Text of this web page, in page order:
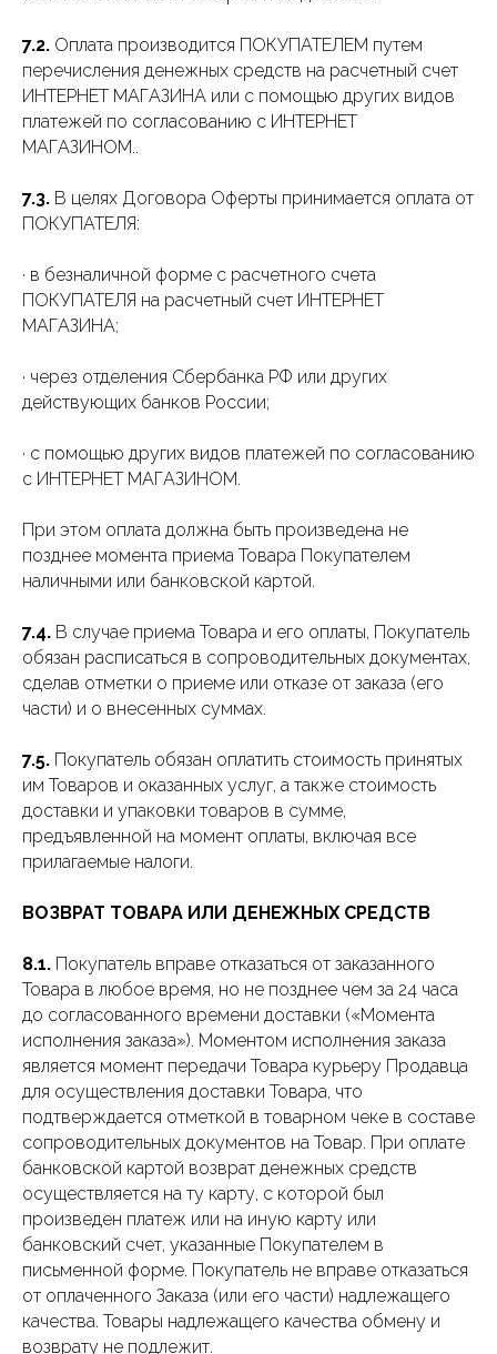
7.2. Оплата производится ПОКУПАТЕЛЕМ путем
перечисления денежных средств на расчетный счет
ИНТЕРНЕТ МАГАЗИНА или с помощью других видов
платежей по согласованию с ИНТЕРНЕТ
МАГАЗИНОМ..
7.3. В целях Договора Оферты принимается оплата от
ПОКУПАТЕЛЯ:
· в безналичной форме с расчетного счета
ПОКУПАТЕЛЯ на расчетный счет ИНТЕРНЕТ
МАГАЗИНА;
· через отделения Сбербанка РФ или других
действующих банков России;
· с помощью других видов платежей по согласованию
с ИНТЕРНЕТ МАГАЗИНОМ.
При этом оплата должна быть произведена не
позднее момента приема Товара Покупателем
наличными или банковской картой.
7.4. В случае приема Товара и его оплаты, Покупатель
обязан расписаться в сопроводительных документах,
сделав отметки о приеме или отказе от заказа (его
части) и о внесенных суммах.
7.5. Покупатель обязан оплатить стоимость принятых
им Товаров и оказанных услуг, а также стоимость
доставки и упаковки товаров в сумме,
предъявленной на момент оплаты, включая все
прилагаемые налоги.
ВОЗВРАТ ТОВАРА ИЛИ ДЕНЕЖНЫХ СРЕДСТВ
8.1. Покупатель вправе отказаться от заказанного
Товара в любое время, но не позднее чем за 24 часа
до согласованного времени доставки («Момента
исполнения заказа»). Моментом исполнения заказа
является момент передачи Товара курьеру Продавца
для осуществления доставки Товара, что
подтверждается отметкой в товарном чеке в составе
сопроводительных документов на Товар. При оплате
банковской картой возврат денежных средств
осуществляется на ту карту, с которой был
произведен платеж или на иную карту или
банковский счет, указанные Покупателем в
письменной форме. Покупатель не вправе отказаться
от оплаченного Заказа (или его части) надлежащего
качества. Товары надлежащего качества обмену и
возврату не подлежит.